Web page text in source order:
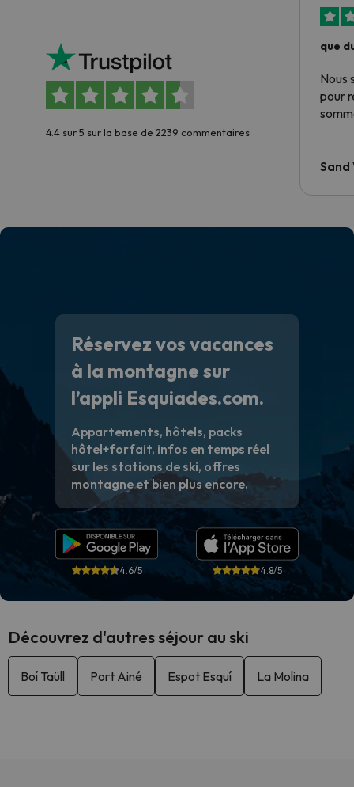
4.4 sur 5 sur la base de 2239 commentaires
que
Nous
pour
Sand
Réservez vos vacances
à la montagne sur
l’appli Esquiades.com.
Appartements, hôtels, packs
hôtel+forfait, infos en temps réel
sur les stations de ski, offres
montagne et bien plus encore.
4.6/5 4.8/5
Découvrez d'autres séjour au ski
Boí Taüll Port Ainé Espot Esquí La Molina